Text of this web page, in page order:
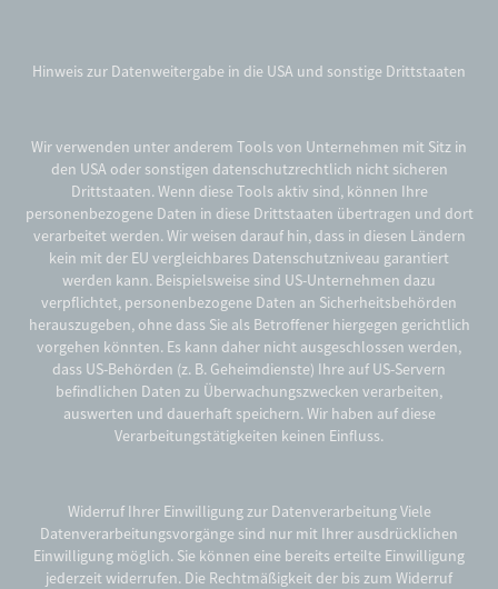
Hinweis zur Datenweitergabe in die USA und sonstige Drittstaaten
Wir verwenden unter anderem Tools von Unternehmen mit Sitz in
den USA oder sonstigen datenschutzrechtlich nicht sicheren
Drittstaaten. Wenn diese Tools aktiv sind, können Ihre
personenbezogene Daten in diese Drittstaaten übertragen und dort
verarbeitet werden. Wir weisen darauf hin, dass in diesen Ländern
kein mit der EU vergleichbares Datenschutzniveau garantiert
werden kann. Beispielsweise sind US-Unternehmen dazu
verpflichtet, personenbezogene Daten an Sicherheitsbehörden
herauszugeben, ohne dass Sie als Betroffener hiergegen gerichtlich
vorgehen könnten. Es kann daher nicht ausgeschlossen werden,
dass US-Behörden (z. B. Geheimdienste) Ihre auf US-Servern
befindlichen Daten zu Überwachungszwecken verarbeiten,
auswerten und dauerhaft speichern. Wir haben auf diese
Verarbeitungstätigkeiten keinen Einfluss.
Widerruf Ihrer Einwilligung zur Datenverarbeitung Viele
Datenverarbeitungsvorgänge sind nur mit Ihrer ausdrücklichen
Einwilligung möglich. Sie können eine bereits erteilte Einwilligung
jederzeit widerrufen. Die Rechtmäßigkeit der bis zum Widerruf